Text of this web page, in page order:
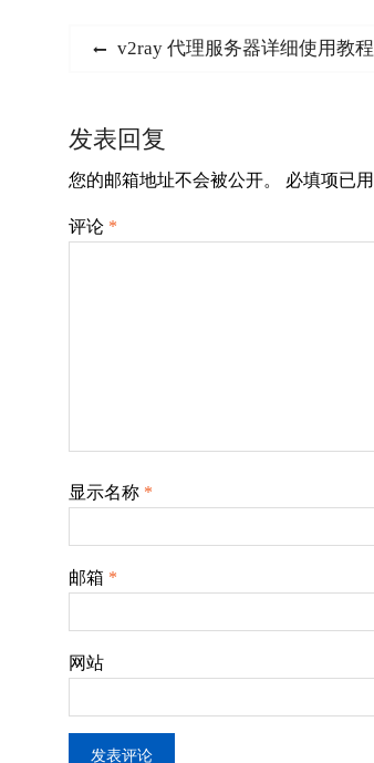
文
导
航
Previous
v2ray 代理服务器详细使用教程
发表回复
您的邮箱地址不会被公开。 必填项已用
评论 *
显示名称 *
邮箱 *
网站